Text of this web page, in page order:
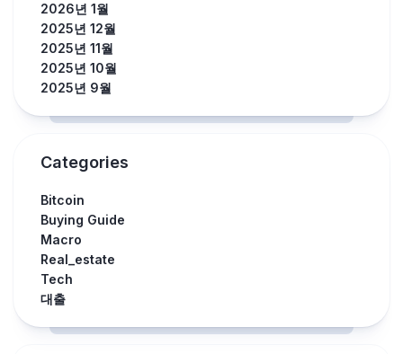
2026년 1월
2025년 12월
2025년 11월
2025년 10월
2025년 9월
Categories
Bitcoin
Buying Guide
Macro
Real_estate
Tech
대출